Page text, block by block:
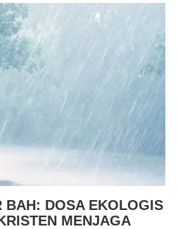
BAH: DOSA EKOLOGIS
MENJAGA